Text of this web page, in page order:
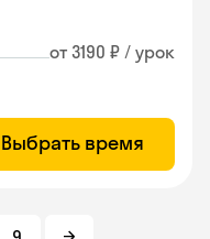
от 3190 ₽ / урок
Выбрать время